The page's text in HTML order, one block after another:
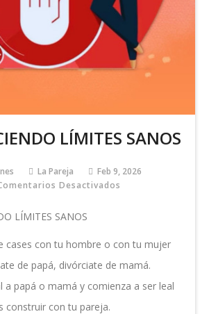
LÍMITES SANOS
La Pareja
Feb 9, 2026
Desactivados
LÍMITES SANOS
cases con tu hombre o con tu mujer
de papá, divórciate de mamá.
a papá o mamá y comienza a ser leal
construir con tu pareja.